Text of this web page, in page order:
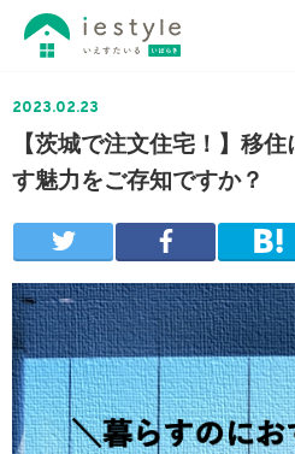
2023.02.23
【茨城で注文住宅！】移
す魅力をご存知ですか？